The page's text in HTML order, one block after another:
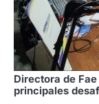
Directora de
principales